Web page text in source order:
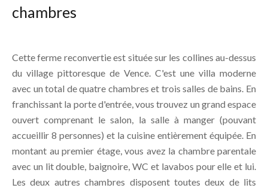
chambres
Cette ferme reconvertie est située sur les collines au-dessus
du village pittoresque de Vence. C'est une villa moderne
avec un total de quatre chambres et trois salles de bains. En
franchissant la porte d'entrée, vous trouvez un grand espace
ouvert comprenant le salon, la salle à manger (pouvant
accueillir 8 personnes) et la cuisine entièrement équipée. En
montant au premier étage, vous avez la chambre parentale
avec un lit double, baignoire, WC et lavabos pour elle et lui.
Les deux autres chambres disposent toutes deux de lits